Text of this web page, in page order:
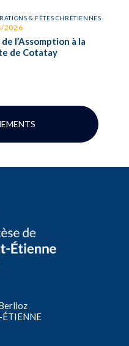
& FÊTES CHRÉTIENNES
2026
l’Assomption à la
de Cotatay